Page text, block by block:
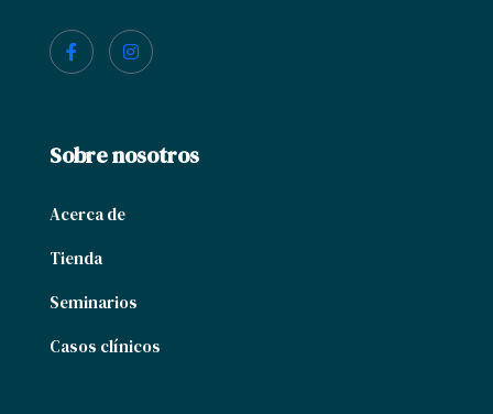
Sobre nosotros
Acerca de
Tienda
Seminarios
Casos clínicos